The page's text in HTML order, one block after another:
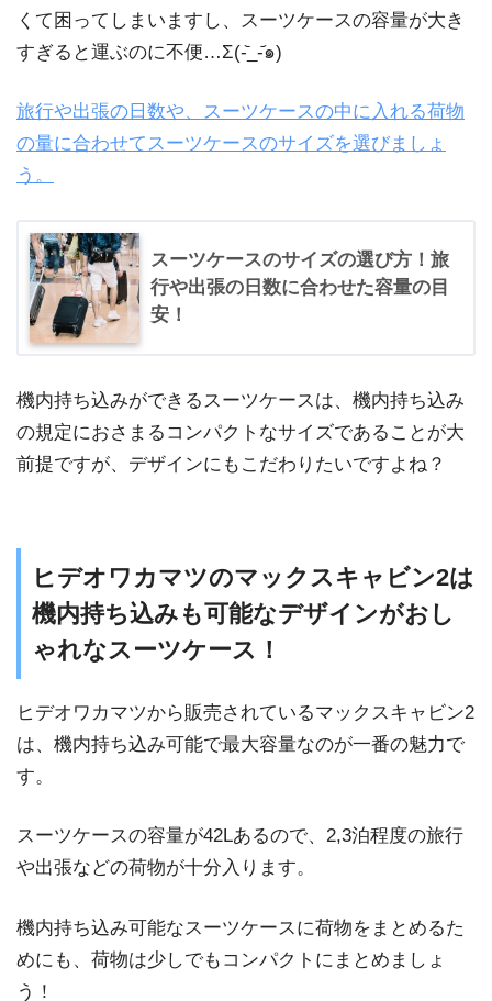
くて困ってしまいますし、スーツケースの容量が大き
すぎると運ぶのに不便…Σ(-᷅_-᷄๑)
旅行や出張の日数や、スーツケースの中に入れる荷物
の量に合わせてスーツケースのサイズを選びましょ
う。
スーツケースのサイズの選び方！旅
行や出張の日数に合わせた容量の目
安！
機内持ち込みができるスーツケースは、機内持ち込み
の規定におさまるコンパクトなサイズであることが大
前提ですが、デザインにもこだわりたいですよね？
ヒデオワカマツのマックスキャビン2は
機内持ち込みも可能なデザインがおし
ゃれなスーツケース！
ヒデオワカマツから販売されているマックスキャビン2
は、機内持ち込み可能で最大容量なのが一番の魅力で
す。
スーツケースの容量が42Lあるので、2,3泊程度の旅行
や出張などの荷物が十分入ります。
機内持ち込み可能なスーツケースに荷物をまとめるた
めにも、荷物は少しでもコンパクトにまとめましょ
う！